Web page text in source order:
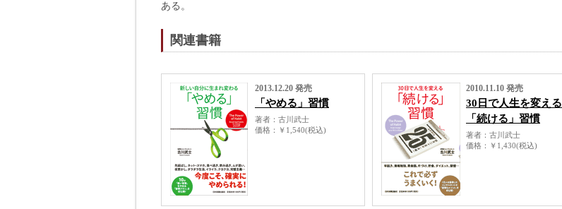
ある。
関連書籍
2013.12.20 発売
「やめる」習慣
著者
古川武士
価格
￥1,540(税込)
2010.11.10 発売
30日で人生を変える
「続ける」習慣
著者
古川武士
価格
￥1,430(税込)